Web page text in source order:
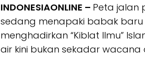
INDONESIAONLINE – Peta jalan
sedang menapaki babak baru
menghadirkan “Kiblat Ilmu”
air kini bukan sekadar wacana